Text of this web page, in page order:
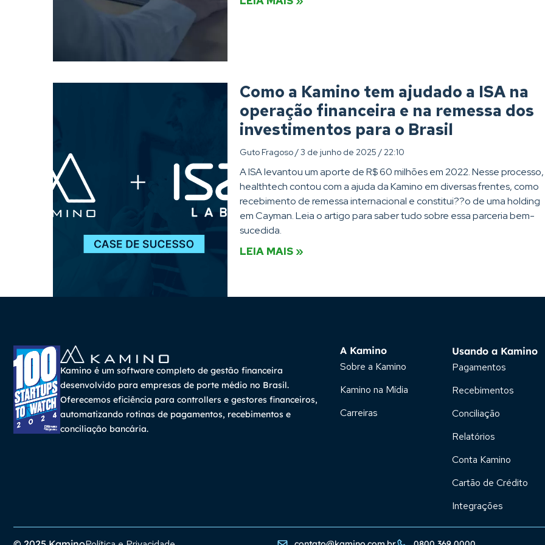
Como a Kamino tem ajudado a ISA na
operação financeira e na remessa dos
investimentos para o Brasil
Guto Fragoso 3 de junho de 2025 22:10
A ISA levantou um aporte de R$ 60 milhões em 2022. Nesse
healthtech contou com a ajuda da Kamino em diversas frentes, como
recebimento de remessa internacional e constitui??o de uma holding
em Cayman. Leia o artigo para saber tudo sobre essa parceria bem-
sucedida.
LEIA MAIS »
Kamino é um software completo de gestão financeira
desenvolvido para empresas de porte médio no Brasil.
Oferecemos eficiência para controllers e gestores financeiros,
automatizando rotinas de pagamentos, recebimentos e
conciliação bancária.
A Kamino
Sobre a Kamino
Kamino na Mídia
Carreiras
Usando a Kamino
Pagamentos
Recebimentos
Conciliação
Relatórios
Conta Kamino
Cartão de Crédito
Integrações